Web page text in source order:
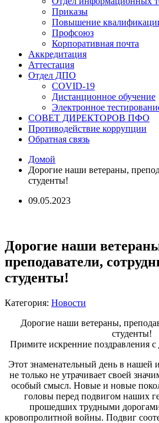
Приказы
Повышение
Профсоюз
Корпоративная почта
Аккредитация
Аттестация
Отдел ДПО
COVID-19
Дистанционное обучение
Электронное
СОВЕТ ДИРЕКТОРОВ ПФО
Противодействие коррупции
Обратная связь
Домой
Дорогие наши ветераны,
студенты!
09.05.2023
Дорогие наши
преподаватели,
студенты!
Категория: Новости
Дорогие наши ветераны,
студенты!
Примите искренние поздравления
Этот знаменательный день в нашей
не только не утрачивает своей
особый смысл. Новые и новые
головы перед подвигом наших
прошедших трудными
кровопролитной войны. Подвиг